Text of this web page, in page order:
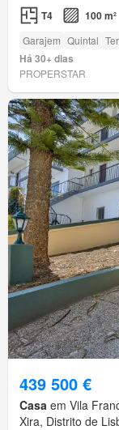
T4 100 m²
Garajem Quintal
Há 30+ dias
PROPERSTAR
439 500 €
Casa em Vila
Xira, Distrito de